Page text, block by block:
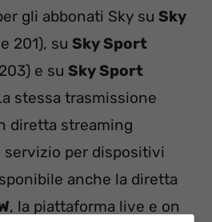
gli abbonati Sky su Sky
201), su Sky Sport
e su Sky Sport
stessa trasmissione
diretta streaming
servizio per dispositivi
anche la diretta
, la piattaforma live e on